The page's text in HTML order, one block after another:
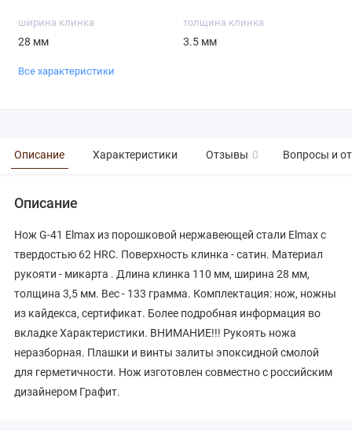
ширина клинка
28 мм
толщина клинка
3.5 мм
Все характеристики
Описание Характеристики Отзывы 0 Вопросы и
Описание
Нож G-41 Elmax из порошковой нержавеющей стали Elmax с
твердостью 62 HRC. Поверхность клинка - сатин. Материал
рукояти - микарта . Длина клинка 110 мм, ширина 28 мм,
толщина 3,5 мм. Вес - 133 грамма. Комплектация: нож, ножны
из кайдекса, сертификат. Более подробная информация во
вкладке Характеристики. ВНИМАНИЕ!!! Рукоять ножа
неразборная. Плашки и винты залиты эпоксидной смолой
для герметичности. Нож изготовлен совместно с российским
дизайнером Графит.